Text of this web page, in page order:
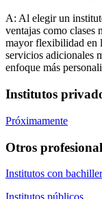
A: Al elegir un
ventajas como clases
mayor flexibilidad en
servicios adicionales
enfoque más
Institutos
Próximamente
Otros
Institutos con